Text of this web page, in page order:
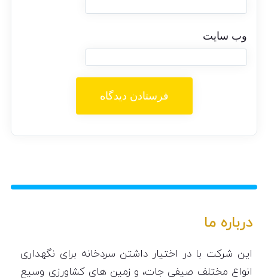
وب‌ سایت
درباره ما
این شرکت با در اختیار داشتن سردخانه برای نگهداری
انواع مختلف صیفی جات، و زمین های کشاورزی وسیع